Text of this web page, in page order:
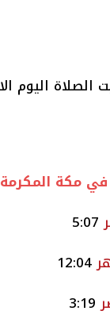
في مكة المكرمة
5:07
12:04
3:19